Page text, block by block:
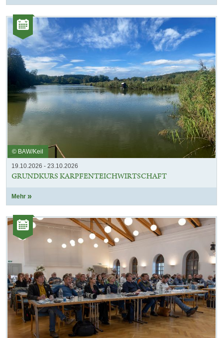
Kategorie:
Veranstaltungen
© BAW/Keil
19.10.2026 - 23.10.2026
GRUNDKURS KARPFENTEICHWIRTSCHAFT
Mehr
Kategorie:
Veranstaltungen